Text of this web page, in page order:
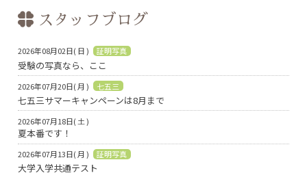
スタッフブログ
2026年08月02日( 日 ) 証明写真
受験の写真なら、ここ
2026年07月20日( 月 ) 七五三
七五三サマーキャンペーンは8月まで
2026年07月18日( 土 )
夏本番です！
2026年07月13日( 月 ) 証明写真
大学入学共通テスト